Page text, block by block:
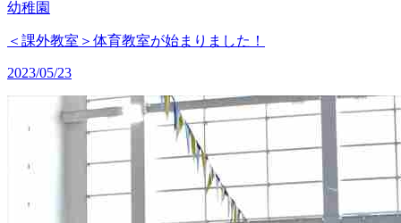
幼稚園
＜課外教室＞体育教室が始まりました！
2023/05/23